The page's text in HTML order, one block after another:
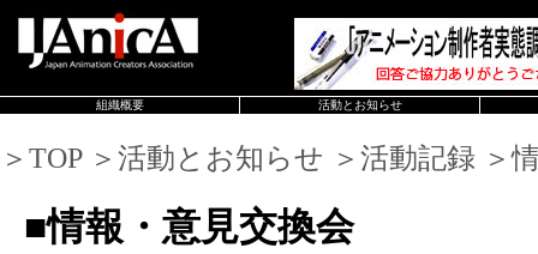
組織概要 活動とお知らせ
＞TOP ＞活動とお知らせ ＞活動記録 ＞
■情報・意見交換会